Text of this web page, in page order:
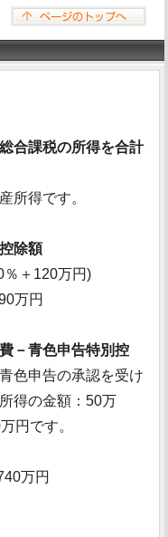
総合課税の所得を合計
所得です。
除額
120万円)
万円
－青色申告特別控
色申告の承認を受け
得の金額：50万
円です。
万円